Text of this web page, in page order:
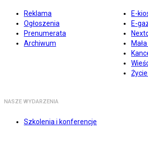
Reklama
Ogłoszenia
Prenumerata
Archiwum
E-
E-
NASZE WYDARZENIA
Szkolenia i konferencje